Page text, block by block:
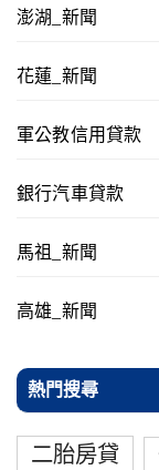
澎湖_新聞
花蓮_新聞
軍公教信用貸款
銀行汽車貸款
馬祖_新聞
高雄_新聞
熱門搜尋
二胎房貸